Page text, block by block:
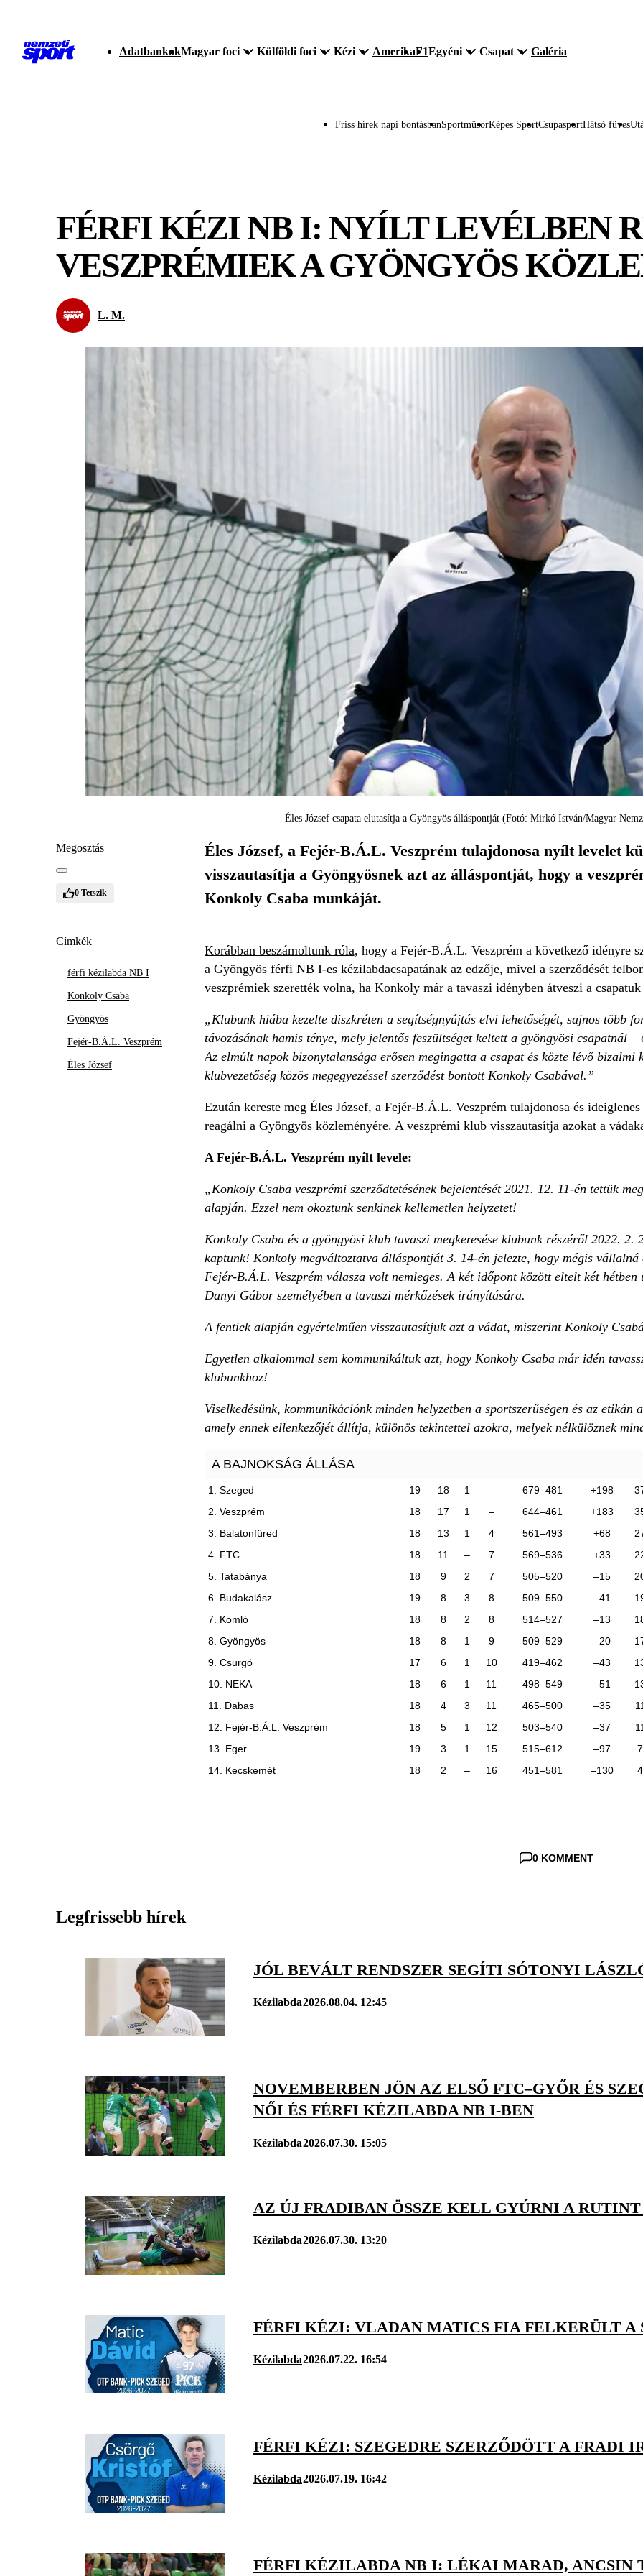
AdatbankokMagyar foci Külföldi foci Kézi AmerikaF1Egyéni Csapat Galéria
Friss hírek napi bontásbanSportműsorKépes SportCsupasportHátsó füves
FÉRFI KÉZI NB I: NYÍLT LEVÉLBEN
VESZPRÉMIEK A GYÖNGYÖS
L. M.
Éles József csapata elutasítja a Gyöngyös álláspontját (Fotó: Mirkó István/Magyar
Megosztás
0 Tetszik
Címkék
férfi kézilabda NB I
Konkoly Csaba
Gyöngyös
Fejér-B.Á.L. Veszprém
Éles József
Éles József, a Fejér-B.Á.L. Veszprém tulajdonosa nyílt levelet
visszautasítja a Gyöngyösnek azt az álláspontját, hogy a
Konkoly Csaba munkáját.
Korábban beszámoltunk róla, hogy a Fejér-B.Á.L. Veszprém a következő idényre
a Gyöngyös férfi NB I-es kézilabdacsapatának az edzője, mivel a szerződését
veszprémiek szerették volna, ha Konkoly már a tavaszi idényben átveszi a
„Klubunk hiába kezelte diszkréten a segítségnyújtás elvi lehetőségét, sajnos több
távozásának hamis ténye, mely jelentős feszültséget keltett a gyöngyösi csapatnál –
Az elmúlt napok bizonytalansága erősen megingatta a csapat és közte lévő
klubvezetőség közös megegyezéssel szerződést bontott Konkoly Csabával.”
Ezután kereste meg Éles József, a Fejér-B.Á.L. Veszprém tulajdonosa és
reagálni a Gyöngyös közleményére. A veszprémi klub visszautasítja azokat a
A Fejér-B.Á.L. Veszprém nyílt levele:
„Konkoly Csaba veszprémi szerződtetésének bejelentését 2021. 12. 11-én tettük
alapján. Ezzel nem okoztunk senkinek kellemetlen helyzetet!
Konkoly Csaba és a gyöngyösi klub tavaszi megkeresése klubunk részéről 2022.
kaptunk! Konkoly megváltoztatva álláspontját 3. 14-én jelezte, hogy mégis
Fejér-B.Á.L. Veszprém válasza volt nemleges. A két időpont között eltelt két
Danyi Gábor személyében a tavaszi mérkőzések irányítására.
A fentiek alapján egyértelműen visszautasítjuk azt a vádat, miszerint Konkoly
Egyetlen alkalommal sem kommunikáltuk azt, hogy Konkoly Csaba már idén
klubunkhoz!
Viselkedésünk, kommunikációnk minden helyzetben a sportszerűségen és az
amely ennek ellenkezőjét állítja, különös tekintettel azokra, melyek nélkülöznek
A BAJNOKSÁG ÁLLÁSA
1. Szeged 19 18 1 – 679–481 +198
2. Veszprém
18 17 1 – 644–461 +183
3. Balatonfüred
18 13 1 4 561–493 +68
4. FTC
18 11 – 7 569–536 +33
5. Tatabánya
18 9 2 7 505–520 –15
6. Budakalász
19 8 3 8 509–550 –41
7. Komló
18 8 2 8 514–527 –13
8. Gyöngyös
18 8 1 9 509–529 –20
9. Csurgó
17 6 1 10 419–462 –43
10. NEKA
18 6 1 11 498–549 –51
11. Dabas
18 4 3 11 465–500 –35
11
12. Fejér-B.Á.L. Veszprém
18 5 1 12 503–540 –37
11
13. Eger
19 3 1 15 515–612 –97
7
14. Kecskemét
18 2 – 16 451–581 –130 4
0 KOMMENT
Legfrissebb hírek
JÓL BEVÁLT RENDSZER SEGÍTI SÓTONYI
Kézilabda2026.08.04. 12:45
NOVEMBERBEN JÖN AZ ELSŐ FTC–GYŐR ÉS
NŐI ÉS FÉRFI KÉZILABDA NB I-BEN
Kézilabda2026.07.30. 15:05
AZ ÚJ FRADIBAN ÖSSZE KELL GYÚRNI A
Kézilabda2026.07.30. 13:20
FÉRFI KÉZI: VLADAN MATICS FIA FELKERÜLT A
Kézilabda2026.07.22. 16:54
FÉRFI KÉZI: SZEGEDRE SZERZŐDÖTT A FRADI
Kézilabda2026.07.19. 16:42
FÉRFI KÉZILABDA NB I: LÉKAI MARAD, ANCSIN